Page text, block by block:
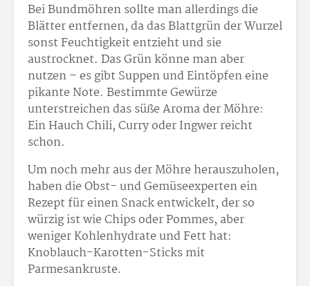
Bei Bundmöhren sollte man allerdings die
Blätter entfernen, da das Blattgrün der Wurzel
sonst Feuchtigkeit entzieht und sie
austrocknet. Das Grün könne man aber
nutzen – es gibt Suppen und Eintöpfen eine
pikante Note. Bestimmte Gewürze
unterstreichen das süße Aroma der Möhre:
Ein Hauch Chili, Curry oder Ingwer reicht
schon.
Um noch mehr aus der Möhre herauszuholen,
haben die Obst- und Gemüseexperten ein
Rezept für einen Snack entwickelt, der so
würzig ist wie Chips oder Pommes, aber
weniger Kohlenhydrate und Fett hat:
Knoblauch-Karotten-Sticks mit
Parmesankruste.